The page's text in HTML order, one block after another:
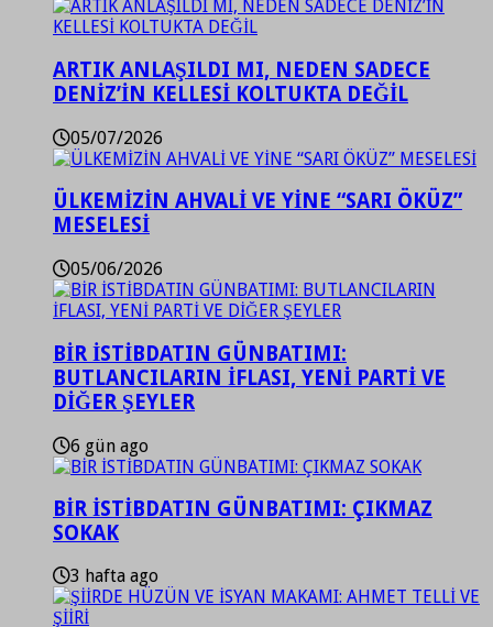
ARTIK ANLAŞILDI MI, NEDEN SADECE
DENİZ’İN KELLESİ KOLTUKTA DEĞİL
05/07/2026
ÜLKEMİZİN AHVALİ VE YİNE “SARI ÖKÜZ”
MESELESİ
05/06/2026
BİR İSTİBDATIN GÜNBATIMI:
BUTLANCILARIN İFLASI, YENİ PARTİ VE
DİĞER ŞEYLER
6 gün ago
BİR İSTİBDATIN GÜNBATIMI: ÇIKMAZ
SOKAK
3 hafta ago